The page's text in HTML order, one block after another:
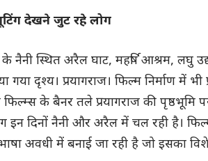
देखने जुट रहे लोग
नैनी स्थित अरैल घाट, महर्षि आश्रम, लघु
गया दृश्य। प्रयागराज। फिल्म निर्माण में
फिल्म्स के बैनर तले प्रयागराज की
इन दिनों नैनी और अरैल में चल रही है।
अवधी में बनाई जा रही है जो इसका